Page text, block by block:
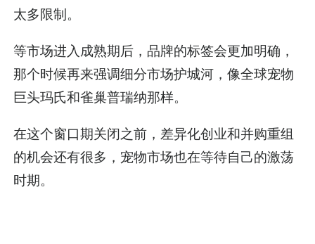
太多限制。
等市场进入成熟期后，品牌的标签会更加明确，
那个时候再来强调细分市场护城河，像全球宠物
巨头玛氏和雀巢普瑞纳那样。
在这个窗口期关闭之前，差异化创业和并购重组
的机会还有很多，宠物市场也在等待自己的激荡
时期。